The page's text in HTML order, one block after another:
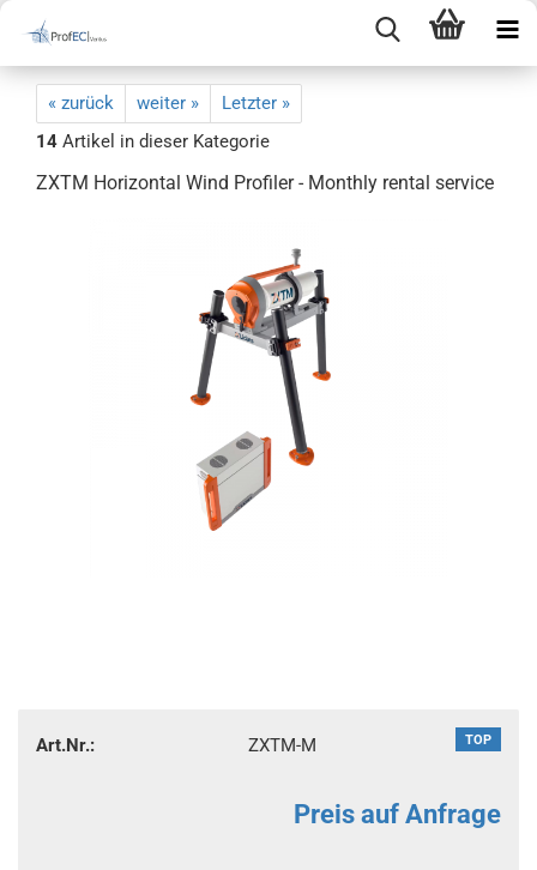
« zurück weiter »
Letzter »
14 Artikel in dieser Kategorie
ZXTM Horizontal Wind Profiler - Monthly rental service
TOP
Art.Nr.: ZXTM-M
Preis auf Anfrage